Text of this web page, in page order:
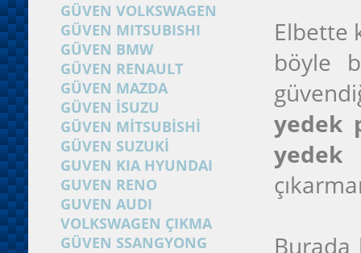
GÜVEN VOLKSWAGEN
GÜVEN MITSUBISHI
GÜVEN BMW
GÜVEN RENAULT
GÜVEN MAZDA
GÜVEN İSUZU
GÜVEN MİTSUBİSHİ
GÜVEN SUZUKİ
GUVEN KIA HYUNDAI
GUVEN RENO
GUVEN AUDI
VOLKSWAGEN ÇIKMA
GÜVEN SSANGYONG
Elbette
böyle
yedek
yedek
Burada